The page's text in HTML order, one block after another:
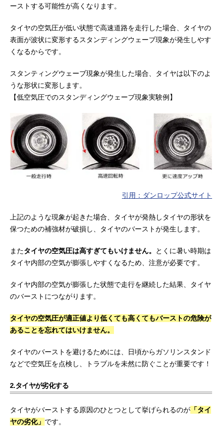
ーストする可能性が高くなります。
タイヤの空気圧が低い状態で高速道路を走行した場合、タイヤの
表面が波状に変形するスタンディングウェーブ現象が発生しやす
くなるからです。
スタンティングウェーブ現象が発生した場合、タイヤは以下のよ
うな形状に変形します。
【低空気圧でのスタンディングウェーブ現象実験例】
引用：ダンロップ公式サイト
上記のような現象が起きた場合、タイヤが発熱しタイヤの形状を
保つための補強材が破損し、タイヤのバーストが発生します。
またタイヤの空気圧は高すぎてもいけません。
とくに暑い時期は
タイヤ内部の空気が膨張しやすくなるため、注意が必要です。
タイヤ内部の空気が膨張した状態で走行を継続した結果、タイヤ
のバーストにつながります。
タイヤの空気圧が適正値より低くても高くてもバーストの危険が
あることを忘れてはいけません。
タイヤのバーストを避けるためには、日頃からガソリンスタンド
などで空気圧を点検し、トラブルを未然に防ぐことが重要です！
2.タイヤが劣化する
タイヤがバーストする原因のひとつとして挙げられるのが 「タイ
ヤの劣化」 です。